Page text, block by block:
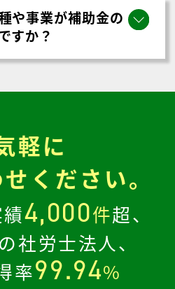
や事業が補助金の
すか？
軽に
ください。
4,000件超、
社労士法人、
率99.94%